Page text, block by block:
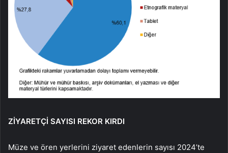
ZİYARETÇİ SAYISI REKOR KIRDI
Müze ve ören yerlerini ziyaret edenlerin sayısı 2024’te